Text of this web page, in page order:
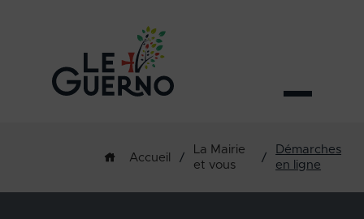
Accueil /
La Mairie
et vous
/
Démarches
en ligne